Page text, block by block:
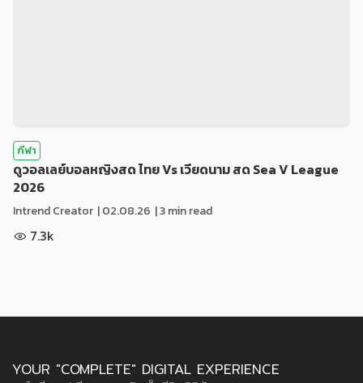
กีฬา
ดูวอลเลย์บอลหญิงสด ไทย Vs เวียดนาม สด Sea V League
2026
Intrend Creator |02.08.26 | 3 min read
7.3k
YOUR "COMPLETE" DIGITAL EXPERIENCE